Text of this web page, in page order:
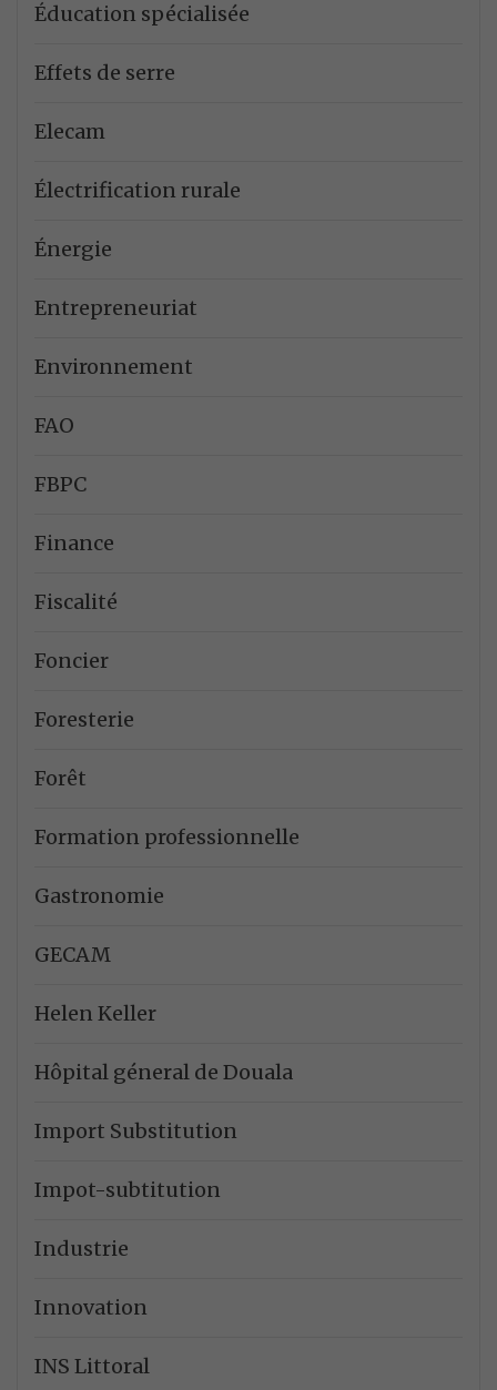
Éducation spécialisée
Effets de serre
Elecam
Électrification rurale
Énergie
Entrepreneuriat
Environnement
FAO
FBPC
Finance
Fiscalité
Foncier
Foresterie
Forêt
Formation professionnelle
Gastronomie
GECAM
Helen Keller
Hôpital géneral de Douala
Import Substitution
Impot-subtitution
Industrie
Innovation
INS Littoral